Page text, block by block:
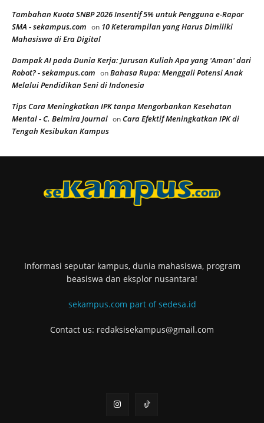
Tambahan Kuota SNBP 2026 Insentif 5% untuk Pengguna e-Rapor
SMA - sekampus.com on 10 Keterampilan yang Harus Dimiliki
Mahasiswa di Era Digital
Dampak AI pada Dunia Kerja: Jurusan Kuliah Apa yang 'Aman' dari
Robot? - sekampus.com onBahasa Rupa: Menggali Potensi Anak
Melalui Pendidikan Seni di Indonesia
Tips Cara Meningkatkan IPK tanpa Mengorbankan Kesehatan
Mental - C. Belmira Journal onCara Efektif Meningkatkan IPK di
Tengah Kesibukan Kampus
Informasi seputar kampus, dunia mahasiswa, program
beasiswa dan eksplor nusantara!
sekampus.com part of sedesa.id
Contact us: redaksisekampus@gmail.com